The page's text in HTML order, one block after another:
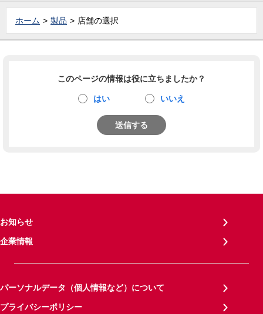
ホーム 製品 店舗の選択
このページの情報は役に立ちましたか？
はい いいえ
送信する
お知らせ
企業情報
パーソナルデータ（個人情報など）について
プライバシーポリシー